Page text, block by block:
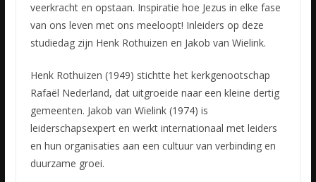
veerkracht en opstaan. Inspiratie hoe Jezus in elke fase
van ons leven met ons meeloopt! Inleiders op deze
studiedag zijn Henk Rothuizen en Jakob van Wielink.
Henk Rothuizen (1949) stichtte het kerkgenootschap
Rafaël Nederland, dat uitgroeide naar een kleine dertig
gemeenten. Jakob van Wielink (1974) is
leiderschapsexpert en werkt internationaal met leiders
en hun organisaties aan een cultuur van verbinding en
duurzame groei.